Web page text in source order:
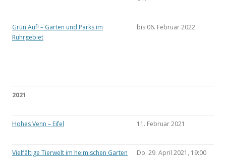
Grün Auf! – Gärten und Parks im
Ruhrgebiet
bis 06. Februar 2022
2021
Hohes Venn – Eifel 11. Februar 2021
Vielfältige Tierwelt im heimischen Garten
Do. 29. April 2021, 19:00